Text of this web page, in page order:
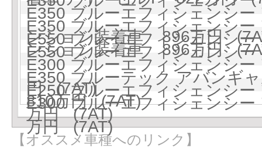
E350 ブルーエフィシェンシ
ンション装着車 896万円
E350 ブルーエフィシェンシ
ンション装着車 896万円
E550 ブルーエフィシェンシ
E550 ブルーエフィシェンシ
E300 ブルーエフィシェンシ
円 (7AT)
E350 ブルーテック アバンギ
810万円 (7AT)
E250 ブルーエフィシェンシ
万円 (7AT)
E300 ブルーエフィシェンシ
万円 (7AT)
【オススメ車種へのリンク】